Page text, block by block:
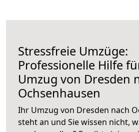
Stressfreie Umzüge:
Professionelle Hilfe
Umzug von Dresden
Ochsenhausen
Ihr Umzug von Dresden nach
steht an und Sie wissen nicht,